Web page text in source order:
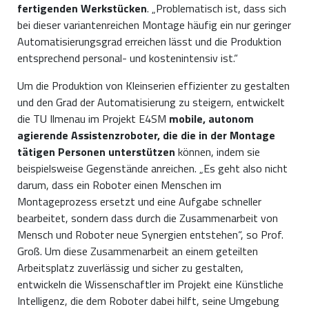
fertigenden Werkstücken. „Problematisch ist, dass sich
bei dieser variantenreichen Montage häufig ein nur geringer
Automatisierungsgrad erreichen lässt und die Produktion
entsprechend personal- und kostenintensiv ist.“
Um die Produktion von Kleinserien effizienter zu gestalten
und den Grad der Automatisierung zu steigern, entwickelt
die TU Ilmenau im Projekt E4SM mobile, autonom
agierende Assistenzroboter, die die in der Montage
tätigen Personen unterstützen können, indem sie
beispielsweise Gegenstände anreichen. „Es geht also nicht
darum, dass ein Roboter einen Menschen im
Montageprozess ersetzt und eine Aufgabe schneller
bearbeitet, sondern dass durch die Zusammenarbeit von
Mensch und Roboter neue Synergien entstehen“, so Prof.
Groß. Um diese Zusammenarbeit an einem geteilten
Arbeitsplatz zuverlässig und sicher zu gestalten,
entwickeln die Wissenschaftler im Projekt eine Künstliche
Intelligenz, die dem Roboter dabei hilft, seine Umgebung